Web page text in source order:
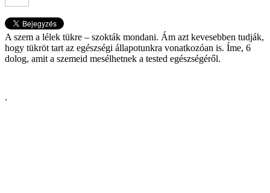
A szem a lélek tükre – szokták mondani. Ám azt kevesebben tudják,
hogy tükröt tart az egészségi állapotunkra vonatkozóan is. Íme, 6
dolog, amit a szemeid mesélhetnek a tested egészségéről.
.